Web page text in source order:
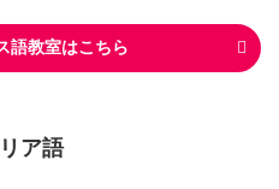
語教室はこちら
ア語